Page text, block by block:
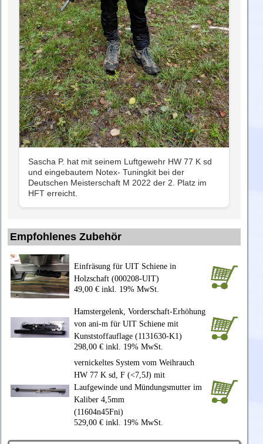
Sascha P. hat mit seinem Luftgewehr HW 77 K sd
und eingebautem Notex- Tuningkit bei der
Deutschen Meisterschaft M 2022 der 2. Platz im
HFT erreicht.
Empfohlenes Zubehör
Einfräsung für UIT Schiene in
Holzschaft (000208-UIT)
49,00 € inkl. 19% MwSt.
Hamstergelenk, Vorderschaft-Erhöhung
von ani-m für UIT Schiene mit
Kunststoffauflage (1131630-K1)
298,00 € inkl. 19% MwSt.
vernickeltes System vom Weihrauch
HW 77 K sd, F (<7,5J) mit
Laufgewinde und Mündungsmutter im
Kaliber 4,5mm
(11604n45Fni)
529,00 € inkl. 19% MwSt.